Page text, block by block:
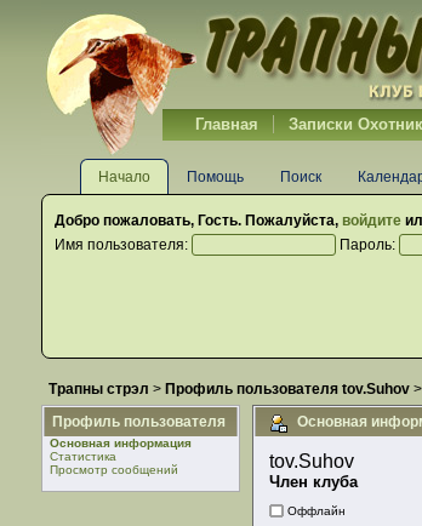
Главная Записки
Начало Помощь Поиск
Добро пожаловать, Гость. Пожалуйста, войдите
Имя пользователя:
Пароль:
Трапны стрэл > Профиль пользователя tov.Suhov>
Профиль пользователя
Основная информация
Статистика
Просмотр сообщений
Основная
tov.Suhov
Член клуба
Оффлайн